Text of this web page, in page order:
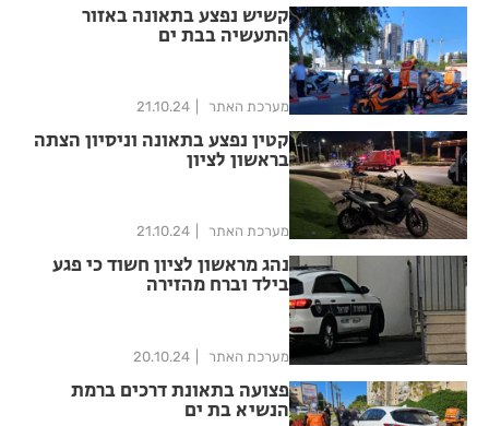
קשיש נפצע בתאונה באזור
התעשיה בבת ים
מערכת האתר 21.10.24
קטין נפצע בתאונה וניסיון הצתה
בראשון לציון
מערכת האתר 21.10.24
נהג מראשון לציון חשוד כי פגע
בילד וברח מהזירה
מערכת האתר 20.10.24
פצועה בתאונת דרכים ברמת
הנשיא בת ים